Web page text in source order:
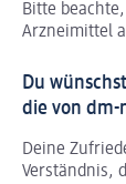
Bitte
Arzneimittel
Du
die von dm-
Deine
Verständnis,